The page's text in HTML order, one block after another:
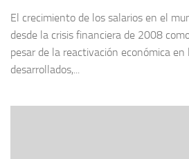
El crecimiento de los salarios en el
desde la crisis financiera de 2008
pesar de la reactivación económica en
desarrollados,...